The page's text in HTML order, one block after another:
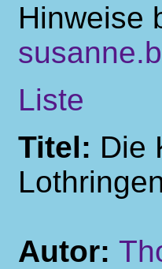
Hinweise
Liste
Titel: Die
Autor: